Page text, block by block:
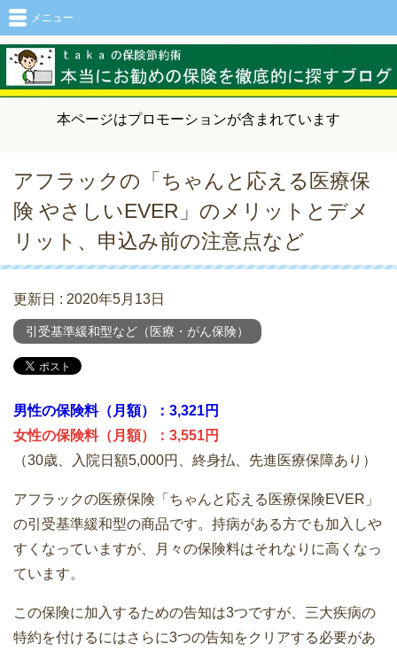
本ページはプロモーションが含まれています
メニュー
アフラックの「ちゃんと応える医療保
険 やさしいEVER」のメリットとデメ
リット、申込み前の注意点など
更新日 : 2020年5月13日
引受基準緩和型など（医療・がん保険）
男性の保険料（月額）：3,321円
女性の保険料（月額）：3,551円
（30歳、入院日額5,000円、終身払、先進医療保障あり）
アフラックの医療保険「ちゃんと応える医療保険EVER」
の引受基準緩和型の商品です。持病がある方でも加入しや
すくなっていますが、月々の保険料はそれなりに高くなっ
ています。
この保険に加入するための告知は3つですが、三大疾病の
特約を付けるにはさらに3つの告知をクリアする必要があ